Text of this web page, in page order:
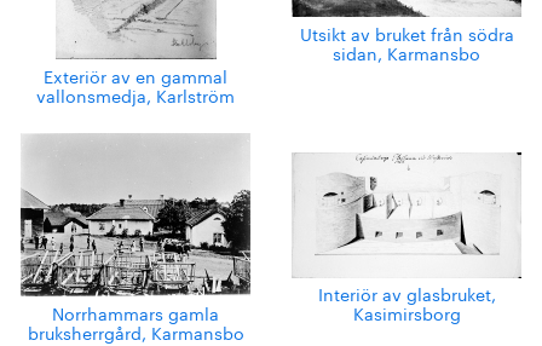
Exteriör av en gammal
vallonsmedja, Karlström
Utsikt av bruket från södra
sidan, Karmansbo
Norrhammars gamla
bruksherrgård, Karmansbo
Interiör av glasbruket,
Kasimirsborg